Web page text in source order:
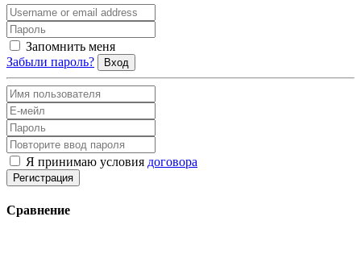
Запомнить меня
Забыли пароль?
Вход
Я принимаю условия договора
Регистрация
Сравнение